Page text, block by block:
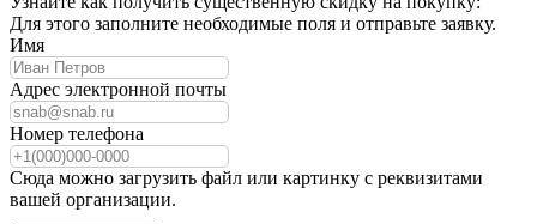
Для этого заполните необходимые поля и отправьте заявку.
Имя
Адрес электронной почты
Номер телефона
Сюда можно загрузить файл или картинку с реквизитами
вашей организации.